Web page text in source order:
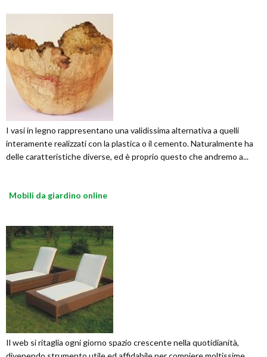
I vasi in legno rappresentano una validissima alternativa a quelli
interamente realizzati con la plastica o il cemento. Naturalmente ha
delle caratteristiche diverse, ed è proprio questo che andremo a...
Mobili da giardino online
Il web si ritaglia ogni giorno spazio crescente nella quotidianità,